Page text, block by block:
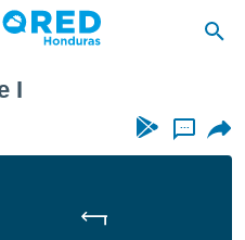
I
...